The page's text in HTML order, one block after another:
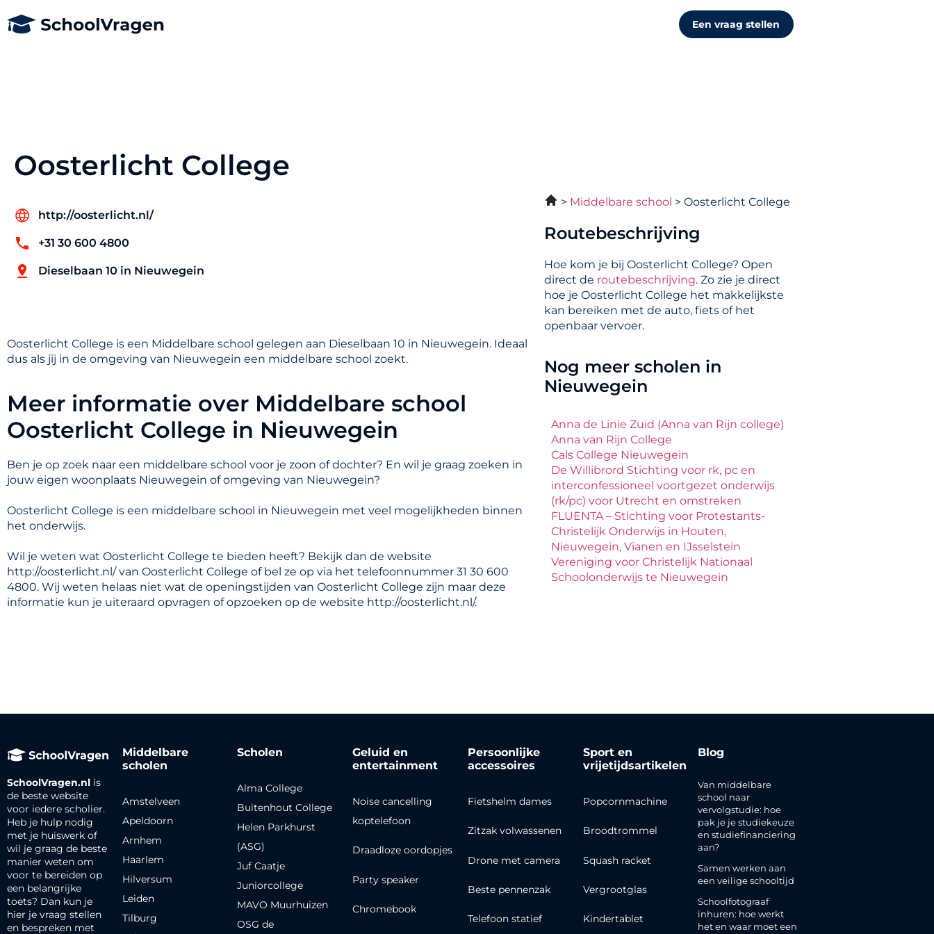
Een vraag stellen
Oosterlicht College
http://oosterlicht.nl/
+31 30 600 4800
Dieselbaan 10 in Nieuwegein
Oosterlicht College is een Middelbare school gelegen aan Dieselbaan 10 in Nieuwegein. Ideaal
dus als jij in de omgeving van Nieuwegein een middelbare school zoekt.
Meer informatie over Middelbare school
Oosterlicht College in Nieuwegein
Ben je op zoek naar een middelbare school voor je zoon of dochter? En wil je graag zoeken in
jouw eigen woonplaats Nieuwegein of omgeving van Nieuwegein?
Oosterlicht College is een middelbare school in Nieuwegein met veel mogelijkheden binnen
het onderwijs.
Wil je weten wat Oosterlicht College te bieden heeft? Bekijk dan de website
http://oosterlicht.nl/ van Oosterlicht College of bel ze op via het telefoonnummer 31 30 600
4800. Wij weten helaas niet wat de openingstijden van Oosterlicht College zijn maar deze
informatie kun je uiteraard opvragen of opzoeken op de website http://oosterlicht.nl/.
Middelbare school Oosterlicht College
Routebeschrijving
Hoe kom je bij Oosterlicht College? Open
direct de routebeschrijving. Zo zie je direct
hoe je Oosterlicht College het makkelijkste
kan bereiken met de auto, fiets of het
openbaar vervoer.
Nog meer scholen in
Nieuwegein
Anna de Linie Zuid (Anna van Rijn college)
Anna van Rijn College
Cals College Nieuwegein
De Willibrord Stichting voor rk, pc en
interconfessioneel voortgezet onderwijs
(rk/pc) voor Utrecht en omstreken
FLUENTA – Stichting voor Protestants-
Christelijk Onderwijs in Houten,
Nieuwegein, Vianen en IJsselstein
Vereniging voor Christelijk Nationaal
Schoolonderwijs te Nieuwegein
SchoolVragen.nl is
de beste website
voor iedere scholier.
Heb je hulp nodig
met je huiswerk of
wil je graag de beste
manier weten om
voor te bereiden op
een belangrijke
toets? Dan kun je
hier je vraag stellen
en bespreken met
Middelbare
scholen
Amstelveen
Apeldoorn
Arnhem
Haarlem
Hilversum
Leiden
Tilburg
Scholen
Alma College
Buitenhout College
Helen Parkhurst
(ASG)
Juf Caatje
Juniorcollege
MAVO Muurhuizen
OSG de
Geluid en
entertainment
Noise cancelling
koptelefoon
Draadloze oordopjes
Party speaker
Chromebook
Persoonlijke
accessoires
Fietshelm dames
Zitzak volwassenen
Drone met camera
Beste pennenzak
Telefoon statief
Sport en
vrijetijdsartikelen
Popcornmachine
Broodtrommel
Squash racket
Vergrootglas
Kindertablet
Blog
Van middelbare
school naar
vervolgstudie: hoe
pak je je studiekeuze
en studiefinanciering
aan?
Samen werken aan
een veilige schooltijd
Schoolfotograaf
inhuren: hoe werkt
het en waar moet een